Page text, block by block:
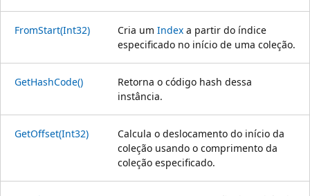
FromStart(Int32) Cria um Index a partir do índice
especificado no início de uma coleção.
GetHashCode()
Retorna o código hash dessa
instância.
GetOffset(Int32)
Calcula o deslocamento do início da
coleção usando o comprimento da
coleção especificado.